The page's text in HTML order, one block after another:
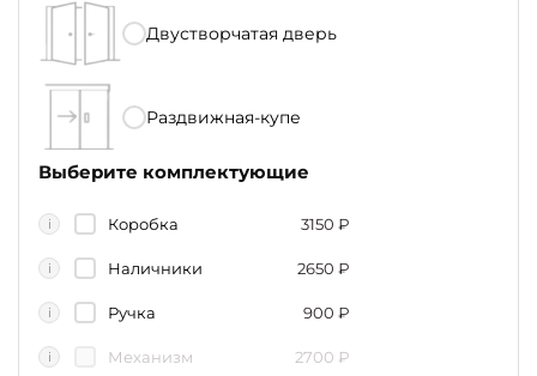
Двустворчатая дверь
Раздвижная-купе
Выберите комплектующие
i Коробка 3150 ₽
i Наличники 2650 ₽
i Ручка 900 ₽
i Механизм 2700 ₽